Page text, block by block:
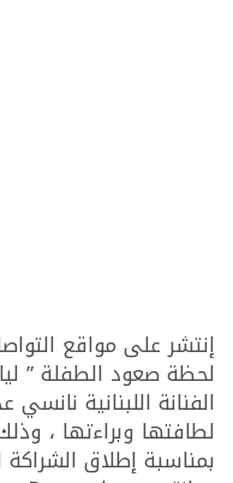
إنتشر على مواقع
لحظة صعود الطفلة ”
الفنانة اللبنانية
لطافتها وبراءتها ،
بمناسبة إطلاق